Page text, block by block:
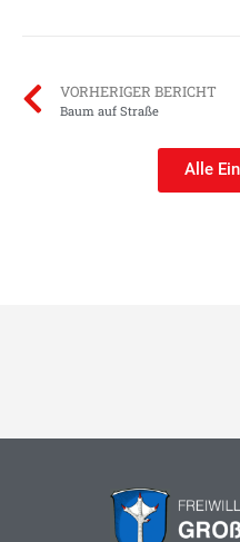
VORHERIGER BERICHT
Baum auf Straße
Alle